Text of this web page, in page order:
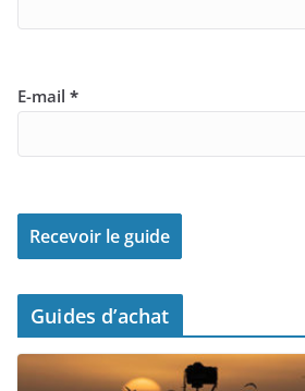
E-mail *
Guides d’achat